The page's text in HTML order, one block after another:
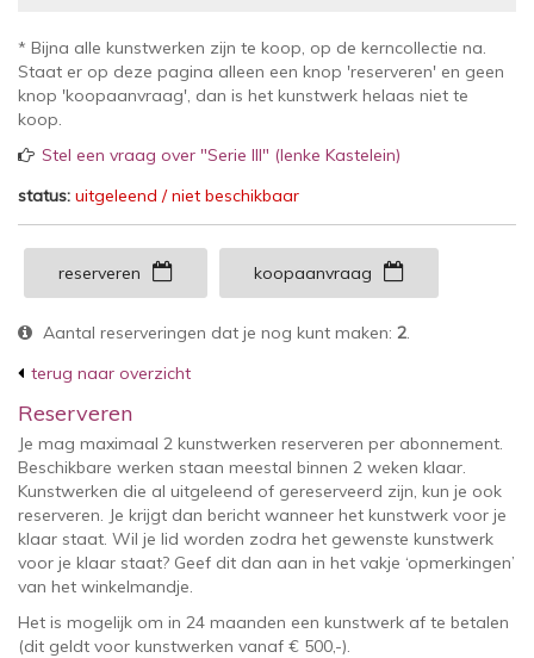
* Bijna alle kunstwerken zijn te koop, op de kerncollectie na.
Staat er op deze pagina alleen een knop 'reserveren' en geen
knop 'koopaanvraag', dan is het kunstwerk helaas niet te
koop.
Stel een vraag over "Serie III" (Ienke Kastelein)
status: uitgeleend / niet beschikbaar
reserveren koopaanvraag
Aantal reserveringen dat je nog kunt maken: 2.
terug naar overzicht
Reserveren
Je mag maximaal 2 kunstwerken reserveren per abonnement.
Beschikbare werken staan meestal binnen 2 weken klaar.
Kunstwerken die al uitgeleend of gereserveerd zijn, kun je ook
reserveren. Je krijgt dan bericht wanneer het kunstwerk voor je
klaar staat. Wil je lid worden zodra het gewenste kunstwerk
voor je klaar staat? Geef dit dan aan in het vakje ‘opmerkingen’
van het winkelmandje.
Het is mogelijk om in 24 maanden een kunstwerk af te betalen
(dit geldt voor kunstwerken vanaf € 500,-).